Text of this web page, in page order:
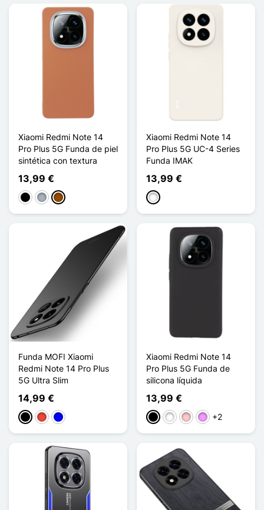
Xiaomi Redmi Note 14
Pro Plus 5G Funda de piel
sintética con textura
13,99 €
NegroGris Marrón
Xiaomi Redmi Note 14
Pro Plus 5G UC-4 Series
Funda IMAK
13,99 €
Blanco
Funda MOFI Xiaomi
Redmi Note 14 Pro Plus
5G Ultra Slim
14,99 €
NegroRojoAzul
Xiaomi Redmi Note 14
Pro Plus 5G Funda de
silicona líquida
13,99 €
NegroBlancoRosaMorado claro
+2